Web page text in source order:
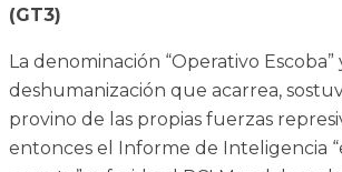
(GT3)
La denominación “Operativo Escoba”
deshumanización que acarrea,
provino de las propias fuerzas
entonces el Informe de Inteligencia